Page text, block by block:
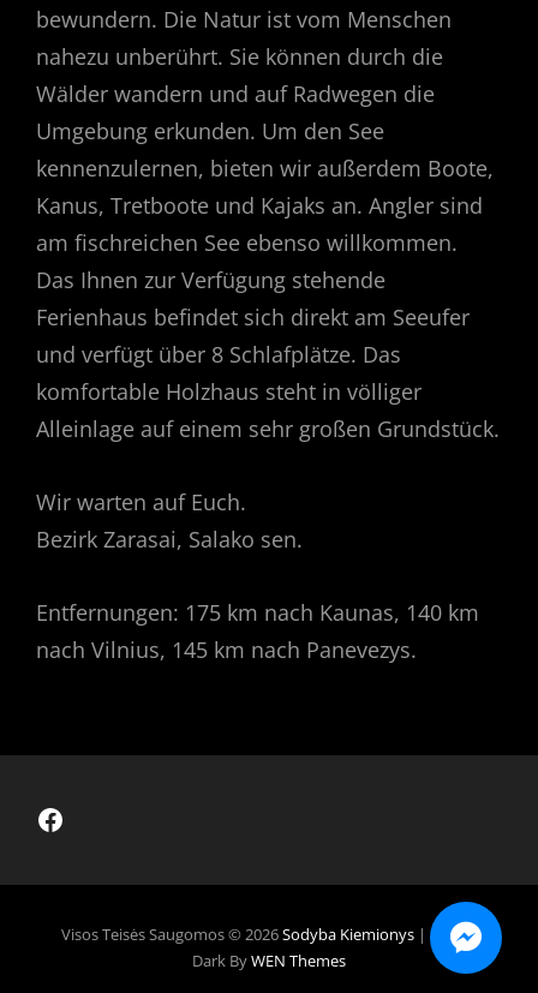
bewundern. Die Natur ist vom Menschen
nahezu unberührt. Sie können durch die
Wälder wandern und auf Radwegen die
Umgebung erkunden. Um den See
kennenzulernen, bieten wir außerdem Boote,
Kanus, Tretboote und Kajaks an. Angler sind
am fischreichen See ebenso willkommen.
Das Ihnen zur Verfügung stehende
Ferienhaus befindet sich direkt am Seeufer
und verfügt über 8 Schlafplätze. Das
komfortable Holzhaus steht in völliger
Alleinlage auf einem sehr großen Grundstück.
Wir warten auf Euch.
Bezirk Zarasai, Salako sen.
Entfernungen: 175 km nach Kaunas, 140 km
nach Vilnius, 145 km nach Panevezys.
Facebook
Visos Teisės Saugomos © 2026Sodyba Kiemionys | Signify
Dark ByWEN Themes